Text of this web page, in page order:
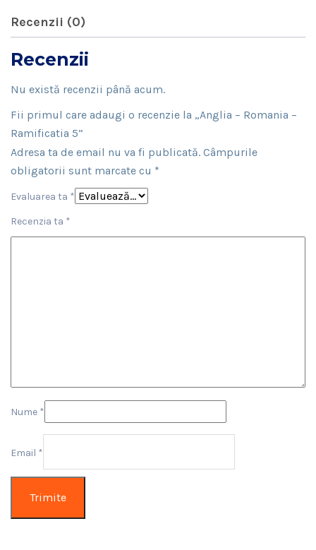
–
Ramificatia
5
Recenzii (0)
Recenzii
Nu există recenzii până acum.
Fii primul care adaugi o recenzie la „Anglia – Romania –
Ramificatia 5”
Adresa ta de email nu va fi publicată. Câmpurile
obligatorii sunt marcate cu *
Evaluarea ta *
Recenzia ta *
Nume *
Email *